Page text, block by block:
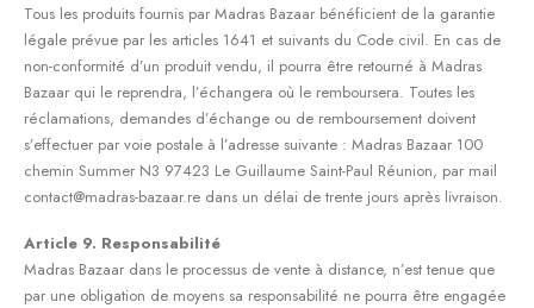
Tous les produits fournis par Madras Bazaar bénéficient de la garantie
légale prévue par les articles 1641 et suivants du Code civil. En cas de
non-conformité d’un produit vendu, il pourra être retourné à Madras
Bazaar qui le reprendra, l’échangera où le remboursera. Toutes les
réclamations, demandes d’échange ou de remboursement doivent
s’effectuer par voie postale à l’adresse suivante : Madras Bazaar 100
chemin Summer N3 97423 Le Guillaume Saint-Paul Réunion, par mail
contact@madras-bazaar.re dans un délai de trente jours après livraison.
Article 9. Responsabilité
Madras Bazaar dans le processus de vente à distance, n’est tenue que
par une obligation de moyens sa responsabilité ne pourra être engagée